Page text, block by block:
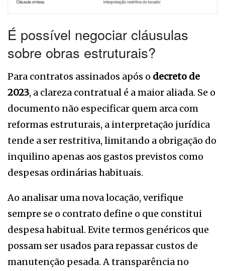
É possível negociar cláusulas
sobre obras estruturais?
Para contratos assinados após o decreto de
2023, a clareza contratual é a maior aliada. Se o
documento não especificar quem arca com
reformas estruturais, a interpretação jurídica
tende a ser restritiva, limitando a obrigação do
inquilino apenas aos gastos previstos como
despesas ordinárias habituais.
Ao analisar uma nova locação, verifique
sempre se o contrato define o que constitui
despesa habitual. Evite termos genéricos que
possam ser usados para repassar custos de
manutenção pesada. A transparência no